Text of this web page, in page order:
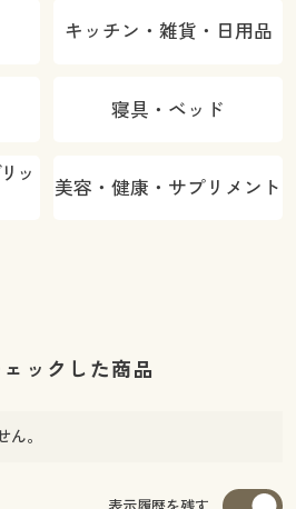
キッチン・雑貨・日用品
寝具・ベッド
ッ
美容・健康・サプリメント
ックした商品
。